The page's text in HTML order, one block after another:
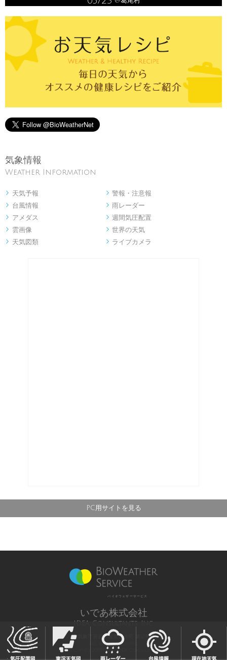
気象情報
Weather Information
 天気予報  警報・注意報
 台風情報  雨レーダー
 アメダス  週間気圧配置
 雲画像  世界の天気
 天気図類  ライブカメラ
PC用サイトを見る
バイオウェザーサービス
いであ株式会社
IDEA Consultants, Inc.
気象庁長官予報業務許可 第12号
All Rights Reserved,
Copyright(c) 2003-2021 IDEA Consultants,Inc